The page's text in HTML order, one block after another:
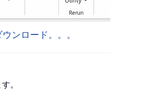
ンロード。。。
。